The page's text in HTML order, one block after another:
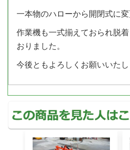
一本物のハローから開閉式に変
作業機も一式揃えておられ脱
おりました。
今後ともよろしくお願いいたし